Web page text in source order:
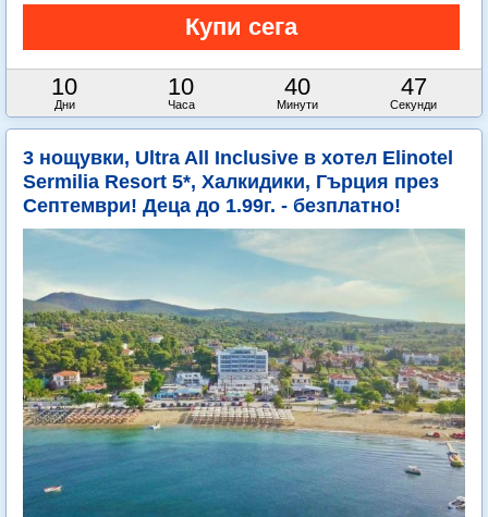
10
Дни
10
Часа
40
Минути
45
Секунди
3 нощувки, Ultra All Inclusive в хотел Elinotel
Sermilia Resort 5*, Халкидики, Гърция през
Септември! Деца до 1.99г. - безплатно!